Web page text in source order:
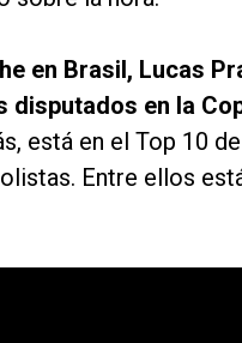
en Brasil, Lucas
disputados en la
está en el Top 10
Entre ellos